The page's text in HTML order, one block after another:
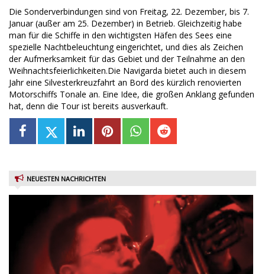
Die Sonderverbindungen sind von Freitag, 22. Dezember, bis 7.
Januar (außer am 25. Dezember) in Betrieb. Gleichzeitig habe
man für die Schiffe in den wichtigsten Häfen des Sees eine
spezielle Nachtbeleuchtung eingerichtet, und dies als Zeichen
der Aufmerksamkeit für das Gebiet und der Teilnahme an den
Weihnachtsfeierlichkeiten.Die Navigarda bietet auch in diesem
Jahr eine Silvesterkreuzfahrt an Bord des kürzlich renovierten
Motorschiffs Tonale an. Eine Idee, die großen Anklang gefunden
hat, denn die Tour ist bereits ausverkauft.
NEUESTEN NACHRICHTEN